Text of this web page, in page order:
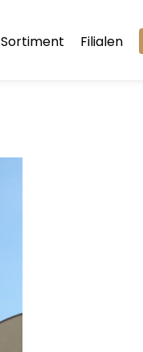
Sortiment Filialen